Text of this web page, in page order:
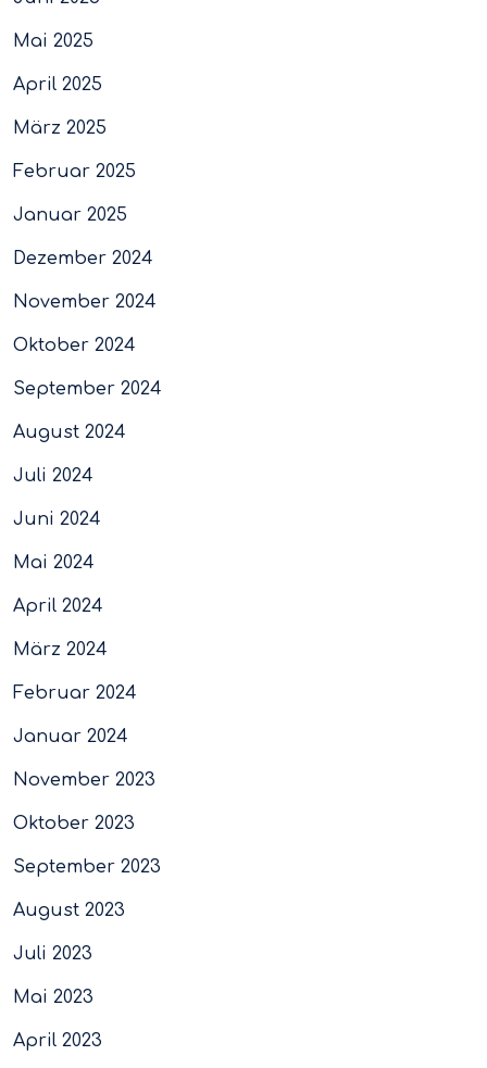
Mai 2025
April 2025
März 2025
Februar 2025
Januar 2025
Dezember 2024
November 2024
Oktober 2024
September 2024
August 2024
Juli 2024
Juni 2024
Mai 2024
April 2024
März 2024
Februar 2024
Januar 2024
November 2023
Oktober 2023
September 2023
August 2023
Juli 2023
Mai 2023
April 2023